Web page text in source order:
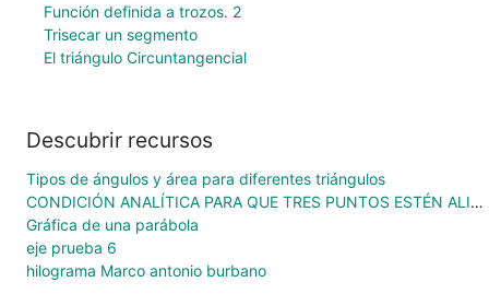
Función definida a trozos. 2
Trisecar un segmento
El triángulo Circuntangencial
Descubrir recursos
Tipos de ángulos y área para diferentes triángulos
CONDICIÓN ANALÍTICA PARA QUE TRES PUNTOS ESTÉN ALINEADOS
Gráfica de una parábola
eje prueba 6
hilograma Marco antonio burbano